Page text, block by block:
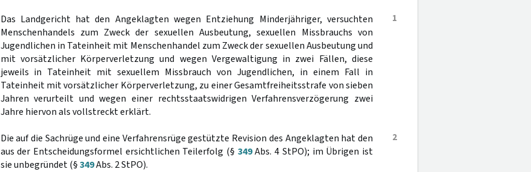
1
Das Landgericht hat den Angeklagten wegen Entziehung Minderjähriger, versuchten
Menschenhandels zum Zweck der sexuellen Ausbeutung, sexuellen Missbrauchs von
Jugendlichen in Tateinheit mit Menschenhandel zum Zweck der sexuellen Ausbeutung und
mit vorsätzlicher Körperverletzung und wegen Vergewaltigung in zwei Fällen, diese
jeweils in Tateinheit mit sexuellem Missbrauch von Jugendlichen, in einem Fall in
Tateinheit mit vorsätzlicher Körperverletzung, zu einer Gesamtfreiheitsstrafe von sieben
Jahren verurteilt und wegen einer rechtsstaatswidrigen Verfahrensverzögerung zwei
Jahre hiervon als vollstreckt erklärt.
2
Die auf die Sachrüge und eine Verfahrensrüge gestützte Revision des Angeklagten hat den
aus der Entscheidungsformel ersichtlichen Teilerfolg (§ 349Abs. 4 StPO); im Übrigen ist
sie unbegründet (§349Abs. 2 StPO).